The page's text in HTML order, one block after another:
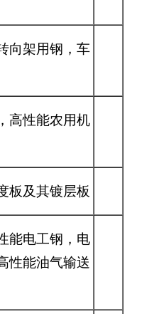
向架用钢，车
高性能农用机
板及其镀层板
能电工钢，电
性能油气输送